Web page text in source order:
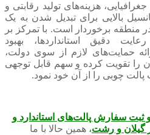
هزینه‌های تولید رقابتی و
بالایی برای تبدیل شدن به یک
منطقه برخوردار است. با تمرکز بر
دقیق استانداردها، بهبود
حمایت‌های لازم از سوی دولت،
را تقویت کرده و سهم قابل توجهی
پالت چوبی را از آن خود نمود.
ثبت سفارش پالت‌های استاندارد و
گیلان و رشت، همین حالا با ما